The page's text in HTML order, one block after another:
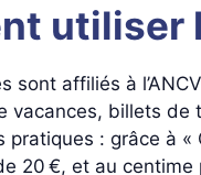
utiliser
sont affiliés à
vacances, billets
pratiques : grâce à
20 €, et au centime